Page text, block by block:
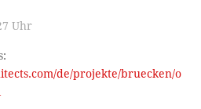
Uhr
de/projekte/bruecken/o